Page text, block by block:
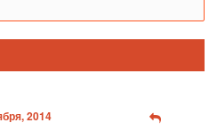
2014